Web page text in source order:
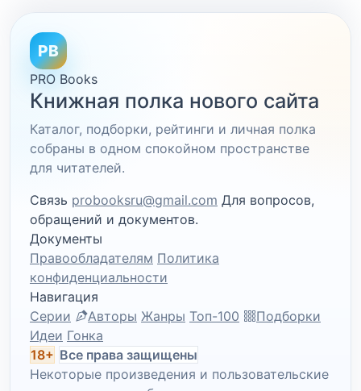
PB
PRO Books
Книжная полка нового сайта
Каталог, подборки, рейтинги и личная полка
собраны в одном спокойном пространстве
для читателей.
Связь probooksru@gmail.com Для вопросов,
обращений и документов.
Документы
Правообладателям Политика
конфиденциальности
Навигация
Серии
Авторы Жанры Топ-100
Подборки
Идеи Гонка
18+ Все права защищены
Некоторые произведения и пользовательские